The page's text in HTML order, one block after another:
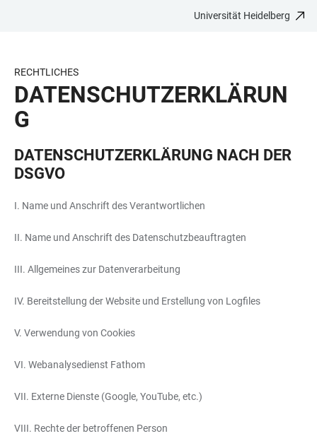
BARRIEREFREIHEIT
Universität Heidelberg
RECHTLICHES
DATENSCHUTZERKLÄRUN
G
DATENSCHUTZERKLÄRUNG NACH DER
DSGVO
I. Name und Anschrift des Verantwortlichen
II. Name und Anschrift des Datenschutzbeauftragten
III. Allgemeines zur Datenverarbeitung
IV. Bereitstellung der Website und Erstellung von Logfiles
V. Verwendung von Cookies
VI. Webanalysedienst Fathom
VII. Externe Dienste (Google, YouTube, etc.)
VIII. Rechte der betroffenen Person